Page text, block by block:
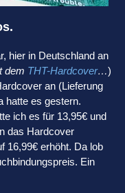
hier in Deutschland an
dem THT-Hardcover…)
an (Lieferung
hatte es gestern.
ich es für 13,95€ und
das Hardcover
16,99€ erhöht. Da lob
Ein